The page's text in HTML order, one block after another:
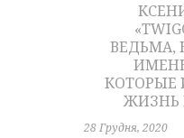
ВЕДЬМА,
КОТОРЫЕ
ЖИЗНЬ
28 Грудня, 2020